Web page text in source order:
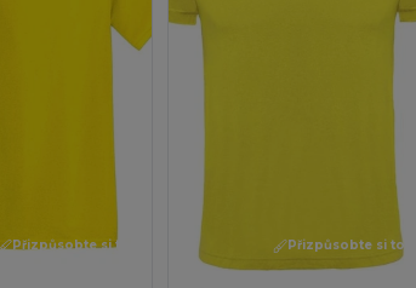
Přizpůsobte si to! Přizpůsobte si to!